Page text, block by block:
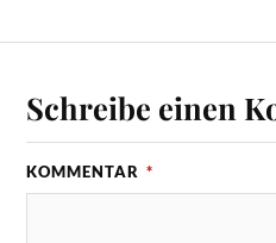
Schreibe einen
KOMMENTAR *